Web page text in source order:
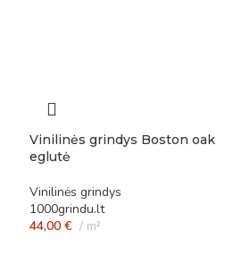
Vinilinės grindys Boston oak
eglutė
Vinilinės grindys
1000grindu.lt
44,00 € m²